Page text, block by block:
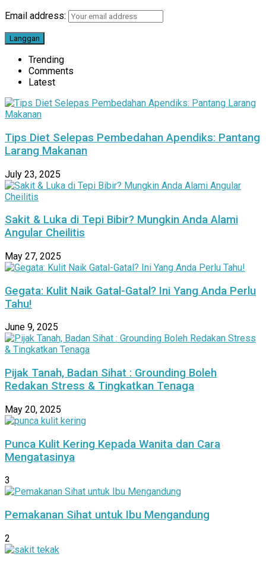
Email address:
Trending
Comments
Latest
Tips Diet Selepas Pembedahan Apendiks: Pantang
Larang Makanan
July 23, 2025
Sakit & Luka di Tepi Bibir? Mungkin Anda Alami
Angular Cheilitis
May 27, 2025
Gegata: Kulit Naik Gatal-Gatal? Ini Yang Anda Perlu
Tahu!
June 9, 2025
Pijak Tanah, Badan Sihat : Grounding Boleh
Redakan Stress & Tingkatkan Tenaga
May 20, 2025
Punca Kulit Kering Kepada Wanita dan Cara
Mengatasinya
3
Pemakanan Sihat untuk Ibu Mengandung
2